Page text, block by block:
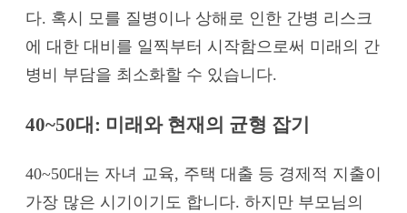
다. 혹시 모를 질병이나 상해로 인한 간병 리스크
에 대한 대비를 일찍부터 시작함으로써 미래의 간
병비 부담을 최소화할 수 있습니다.
40~50대: 미래와 현재의 균형 잡기
40~50대는 자녀 교육, 주택 대출 등 경제적 지출이
가장 많은 시기이기도 합니다. 하지만 부모님의